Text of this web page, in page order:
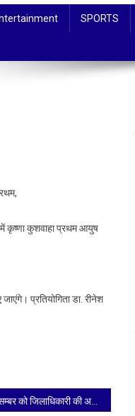
SPORTS
में कृष्णा कुशवाहा प्रथम आयुष
प्रतियोगिता डा. रीनेश
21 दिसम्बर को जिलाधिकारी की अध्यक्षता में तहसील एत्मादपुर तथा शेष तहसीलों में अपर जिलाधिकारी की अध्यक्षता में सम्पूर्ण समाधान दिवस का होगा आयोजन